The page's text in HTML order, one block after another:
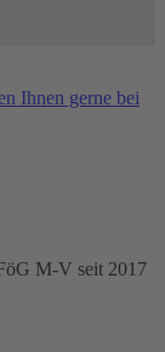
Ihnen gerne bei
M-V seit 2017